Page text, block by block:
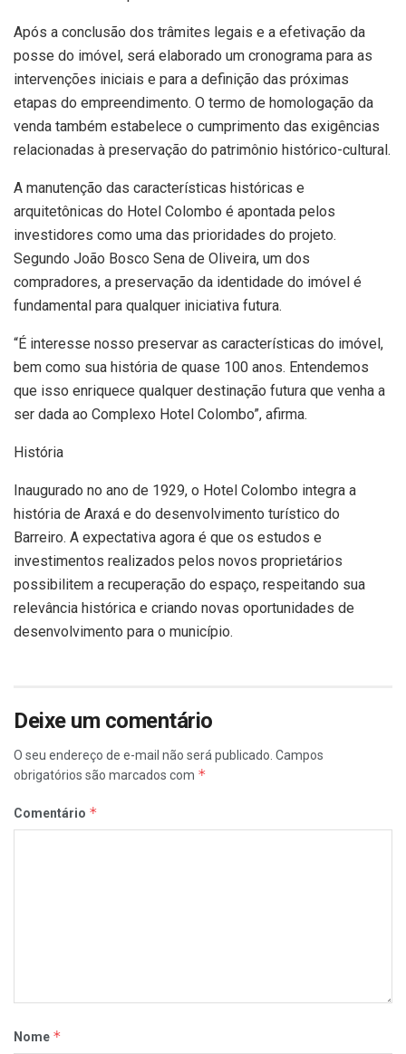
Após a conclusão dos trâmites legais e a efetivação da
posse do imóvel, será elaborado um cronograma para as
intervenções iniciais e para a definição das próximas
etapas do empreendimento. O termo de homologação da
venda também estabelece o cumprimento das exigências
relacionadas à preservação do patrimônio histórico-cultural.
A manutenção das características históricas e
arquitetônicas do Hotel Colombo é apontada pelos
investidores como uma das prioridades do projeto.
Segundo João Bosco Sena de Oliveira, um dos
compradores, a preservação da identidade do imóvel é
fundamental para qualquer iniciativa futura.
“É interesse nosso preservar as características do imóvel,
bem como sua história de quase 100 anos. Entendemos
que isso enriquece qualquer destinação futura que venha a
ser dada ao Complexo Hotel Colombo”, afirma.
História
Inaugurado no ano de 1929, o Hotel Colombo integra a
história de Araxá e do desenvolvimento turístico do
Barreiro. A expectativa agora é que os estudos e
investimentos realizados pelos novos proprietários
possibilitem a recuperação do espaço, respeitando sua
relevância histórica e criando novas oportunidades de
desenvolvimento para o município.
Deixe um comentário
O seu endereço de e-mail não será publicado. Campos
obrigatórios são marcados com *
Comentário *
Nome *